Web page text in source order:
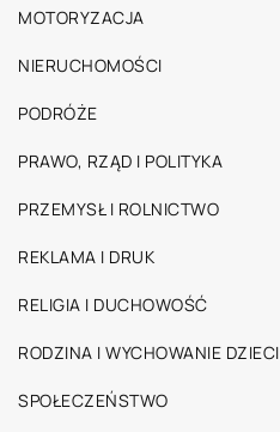
MOTORYZACJA
NIERUCHOMOŚCI
PODRÓŻE
PRAWO, RZĄD I POLITYKA
PRZEMYSŁ I ROLNICTWO
REKLAMA I DRUK
RELIGIA I DUCHOWOŚĆ
RODZINA I WYCHOWANIE DZIECI
SPOŁECZEŃSTWO